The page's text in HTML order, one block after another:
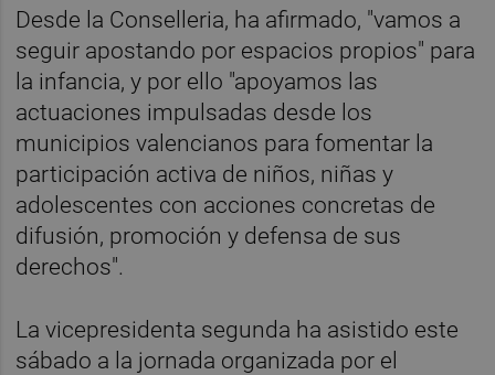
Desde la Conselleria, ha afirmado, "vamos a
seguir apostando por espacios propios" para
la infancia, y por ello "apoyamos las
actuaciones impulsadas desde los
municipios valencianos para fomentar la
participación activa de niños, niñas y
adolescentes con acciones concretas de
difusión, promoción y defensa de sus
derechos".
La vicepresidenta segunda ha asistido este
sábado a la jornada organizada por el